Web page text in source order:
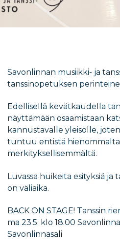
Savonlinnan musiikki- ja
tanssinopetuksen
Edellisellä kevätkaudella
näyttämään osaamistaan
kannustavalle yleisölle,
tuntuu entistä hienommalta
merkityksellisemmältä.
Luvassa huikeita esityksiä ja
on väliaika.
BACK ON STAGE! Tanssin
ma 23.5. klo 18.00
Savonlinnasali